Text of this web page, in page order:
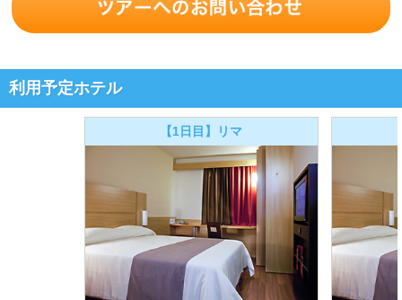
利用予定ホテル
【1日目】リマ